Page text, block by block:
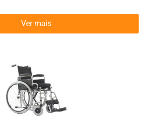
Ver mais